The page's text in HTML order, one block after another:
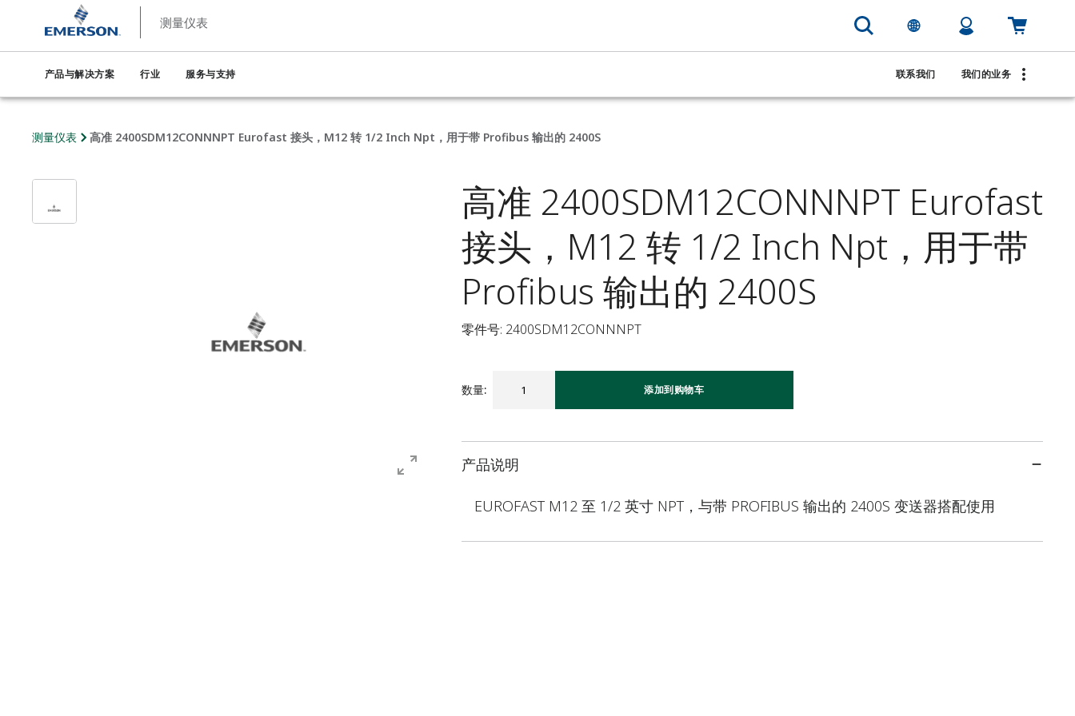
测量仪表
产品与解决方案 行业 服务与支持 联系我们 我们的业务
测量仪表 高准 2400SDM12CONNNPT Eurofast 接头，M12 转 1/2 Inch Npt，用于带 Profibus 输出的 2400S
高准 2400SDM12CONNNPT Eurofast
接头，M12 转 1/2 Inch Npt，用于带
Profibus 输出的 2400S
零件号: 2400SDM12CONNNPT
数量: 添加到购物车
产品说明
EUROFAST M12 至 1/2 英寸 NPT，与带 PROFIBUS 输出的 2400S 变送器搭配使用